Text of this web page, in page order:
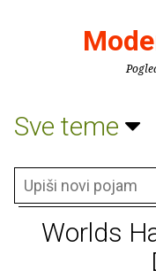
Sve teme
Worlds